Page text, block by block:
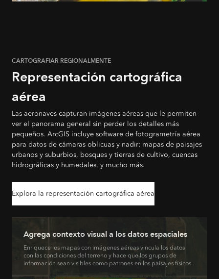
CARTOGRAFIAR REGIONALMENTE
Representación cartográfica
aérea
Las aeronaves capturan imágenes aéreas que le permiten
ver el panorama general sin perder los detalles más
pequeños. ArcGIS incluye software de fotogrametría aérea
para datos de cámaras oblicuas y nadir: mapas de paisajes
urbanos y suburbios, bosques y tierras de cultivo, cuencas
hidrográficas y humedales, y mucho más.
Explora la representación cartográfica aérea
Agrega contexto visual a los datos espaciales
Enriquece los mapas con imágenes aéreas vincula los datos
con las condiciones del terreno y hace que los grupos de
información sean visibles como patrones en los paisajes físicos.